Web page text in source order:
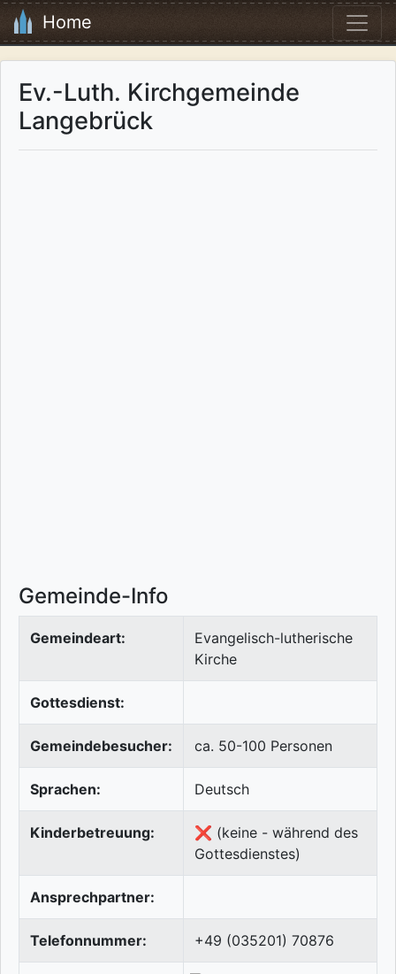
Home
Ev.-Luth. Kirchgemeinde
Langebrück
Gemeinde-Info
Gemeindeart:
Evangelisch-lutherische
Kirche
Gottesdienst:
Gemeindebesucher: ca. 50-100 Personen
Sprachen: Deutsch
Kinderbetreuung:
❌ (keine - während des
Gottesdienstes)
Ansprechpartner:
Telefonnummer: +49 (035201) 70876